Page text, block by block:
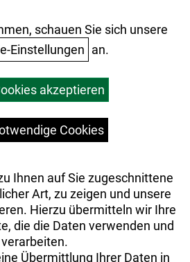
schauen Sie sich unsere
Einstellungen an.
akzeptieren
Cookies
Ihnen auf Sie zugeschnittene
Art, zu zeigen und unsere
Hierzu übermitteln wir Ihre
die die Daten verwenden und
verarbeiten.
Übermittlung Ihrer Daten in